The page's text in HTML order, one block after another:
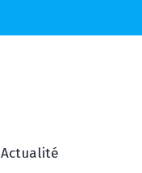
Actualité